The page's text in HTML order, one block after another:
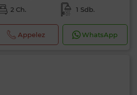
2 Ch. 1 Sdb.
Appelez WhatsApp